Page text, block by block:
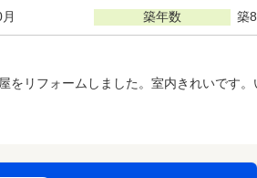
築年数 築
リフォームしました。室内きれいです。